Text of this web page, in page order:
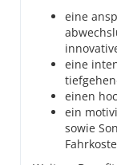
eine
eine
einen
ein
sowie